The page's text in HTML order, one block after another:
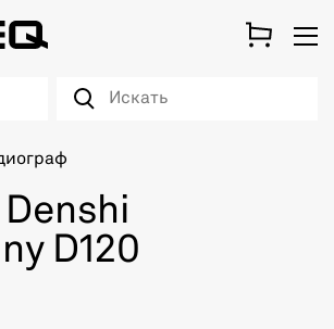
D120